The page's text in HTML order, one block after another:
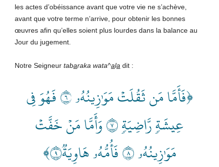
les actes d’obéissance avant que votre vie ne s’achève,
avant que votre terme n’arrive, pour obtenir les bonnes
œuvres afin qu’elles soient plus lourdes dans la balance au
Jour du jugement.
Notre Seigneur tabaraka wata^ala dit :
﴿فَأَمَّا مَن ثَقُلَتۡ مَوَٰزِينُهُۥ ٦ فَهُوَ فِي
عِيشَةٖ رَّاضِيَةٖ ٧ وَأَمَّا مَنۡ خَفَّتۡ
مَوَٰزِينُهُۥ ٨ فَأُمُّهُۥ هَاوِيَةٞ٩﴾